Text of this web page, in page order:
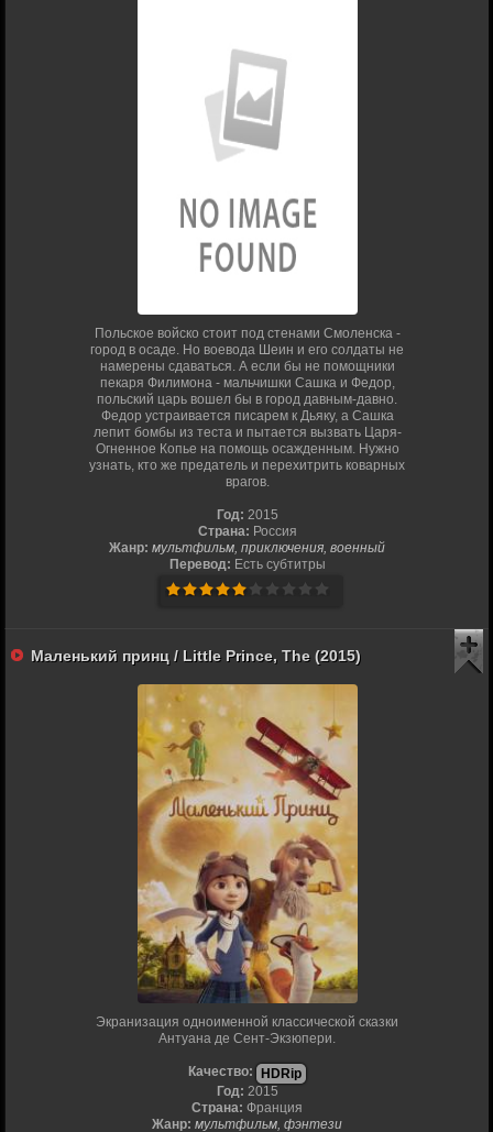
Польское войско стоит под стенами Смоленска -
город в осаде. Но воевода Шеин и его солдаты не
намерены сдаваться. А если бы не помощники
пекаря Филимона - мальчишки Сашка и Федор,
польский царь вошел бы в город давным-давно.
Федор устраивается писарем к Дьяку, а Сашка
лепит бомбы из теста и пытается вызвать Царя-
Огненное Копье на помощь осажденным. Нужно
узнать, кто же предатель и перехитрить коварных
врагов.
Год: 2015
Страна: Россия
Жанр: мультфильм, приключения, военный
Перевод: Есть субтитры
Маленький принц / Little Prince, The (2015)
Экранизация одноименной классической сказки
Антуана де Сент-Экзюпери.
Качество:
HDRip
Год: 2015
Страна: Франция
Жанр: мультфильм, фэнтези